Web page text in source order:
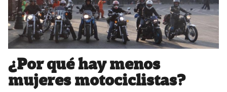
¿Por qué hay menos
mujeres motociclistas?